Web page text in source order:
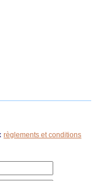
règlements et conditions